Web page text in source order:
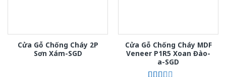
Cửa Gỗ Chống Cháy 2P
Sơn Xám-SGD
Cửa Gỗ Chống Cháy MDF
Veneer P1R5 Xoan Đào-
a-SGD